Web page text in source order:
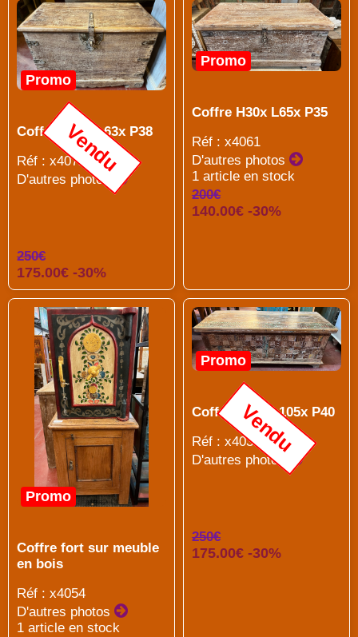
Promo
Coffre H42x L63x P38
Réf : x4072
D'autres photos
Vendu
250€
175.00€ -30%
Promo
Coffre H30x L65x P35
Réf : x4061
D'autres photos
1 article en stock
200€
140.00€ -30%
Promo
Coffre fort sur meuble
en bois
Réf : x4054
D'autres photos
1 article en stock
Promo
Coffre H42x L105x P40
Réf : x4039
D'autres photos
Vendu
250€
175.00€ -30%